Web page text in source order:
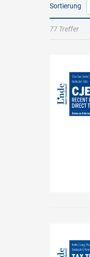
Sortierung
77 Treffer